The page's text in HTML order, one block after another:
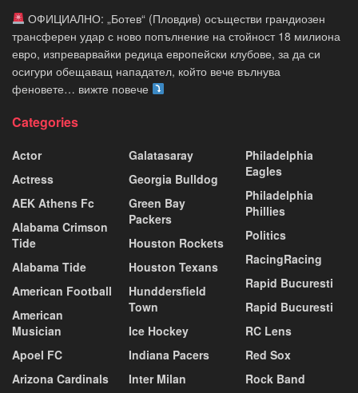
ОФИЦИАЛНО: „Ботев“ (Пловдив) осъществи грандиозен
трансферен удар с ново попълнение на стойност 18 милиона
евро, изпреварвайки редица европейски клубове, за да си
осигури обещаващ нападател, който вече вълнува
феновете… вижте повече
Categories
Actor
Actress
AEK Athens Fc
Alabama Crimson
Tide
Alabama Tide
American Football
American
Musician
Apoel FC
Arizona Cardinals
Galatasaray
Georgia Bulldog
Green Bay
Packers
Houston Rockets
Houston Texans
Hunddersfield
Town
Ice Hockey
Indiana Pacers
Inter Milan
Philadelphia
Eagles
Philadelphia
Phillies
Politics
RacingRacing
Rapid Bucuresti
Rapid Bucuresti
RC Lens
Red Sox
Rock Band